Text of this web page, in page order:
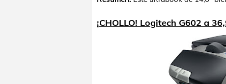
¡CHOLLO! Logitech G602 a